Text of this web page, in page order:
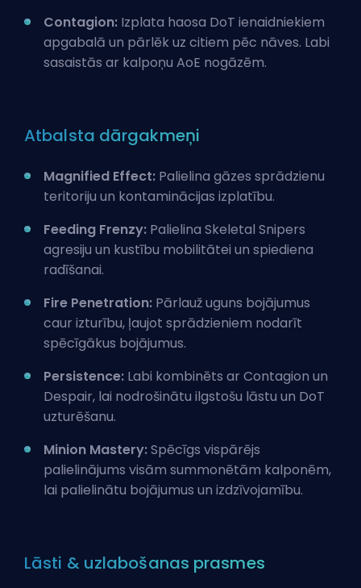
Contagion: Izplata haosa DoT ienaidniekiem
apgabalā un pārlēk uz citiem pēc nāves. Labi
sasaistās ar kalpoņu AoE nogāzēm.
Atbalsta dārgakmeņi
Magnified Effect: Palielina gāzes sprādzienu
teritoriju un kontaminācijas izplatību.
Feeding Frenzy: Palielina Skeletal Snipers
agresiju un kustību mobilitātei un spiediena
radīšanai.
Fire Penetration: Pārlauž uguns bojājumus
caur izturību, ļaujot sprādzieniem nodarīt
spēcīgākus bojājumus.
Persistence: Labi kombinēts ar Contagion un
Despair, lai nodrošinātu ilgstošu lāstu un DoT
uzturēšanu.
Minion Mastery:Spēcīgs vispārējs
palielinājums visām summonētām kalponēm,
lai palielinātu bojājumus un izdzīvojamību.
Lāsti & uzlabošanas prasmes